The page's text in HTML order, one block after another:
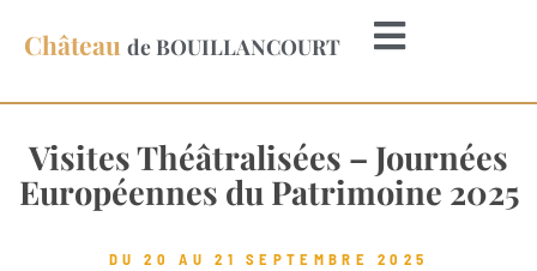
Château de BOUILLANCOURT
Visites Théâtralisées – Journées
Européennes du Patrimoine 2025
DU 20 AU 21 SEPTEMBRE 2025